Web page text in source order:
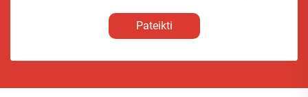
Pateikti